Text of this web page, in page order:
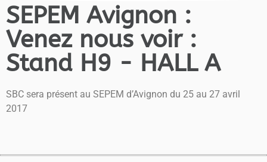
SEPEM Avignon :
Venez nous voir :
Stand H9 - HALL A
SBC sera présent au SEPEM d’Avignon du 25 au 27 avril
2017